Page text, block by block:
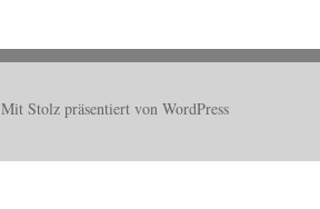
Mit Stolz präsentiert von WordPress